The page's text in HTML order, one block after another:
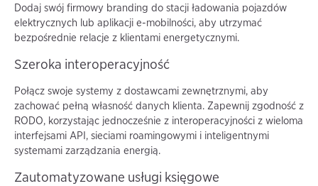
Dodaj swój firmowy branding do stacji ładowania pojazdów
elektrycznych lub aplikacji e-mobilności, aby utrzymać
bezpośrednie relacje z klientami energetycznymi.
Szeroka interoperacyjność
Połącz swoje systemy z dostawcami zewnętrznymi, aby
zachować pełną własność danych klienta. Zapewnij zgodność z
RODO, korzystając jednocześnie z interoperacyjności z wieloma
interfejsami API, sieciami roamingowymi i inteligentnymi
systemami zarządzania energią.
Zautomatyzowane usługi księgowe